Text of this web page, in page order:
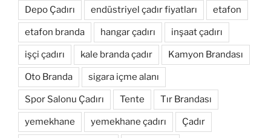
Depo Çadırı endüstriyel çadır fiyatları etafon
etafon branda hangar çadırı inşaat çadırı
işçi çadırı kale branda çadır Kamyon Brandası
Oto Branda sigara içme alanı
Spor Salonu Çadırı Tente Tır Brandası
yemekhane yemekhane çadırı Çadır